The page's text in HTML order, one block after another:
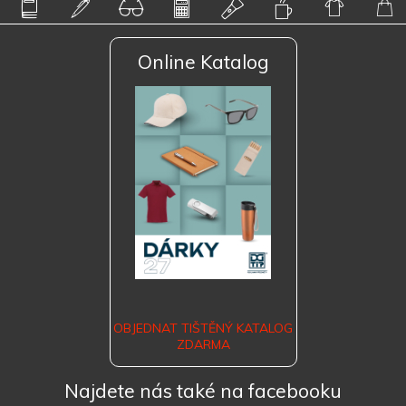
Online Katalog
OBJEDNAT TIŠTĚNÝ KATALOG
ZDARMA
Najdete nás také na facebooku